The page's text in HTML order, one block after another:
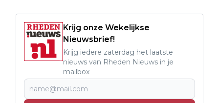
Krijg onze Wekelijkse
Nieuwsbrief!
Krijg iedere zaterdag het laatste
nieuws van Rheden Nieuws in je
mailbox